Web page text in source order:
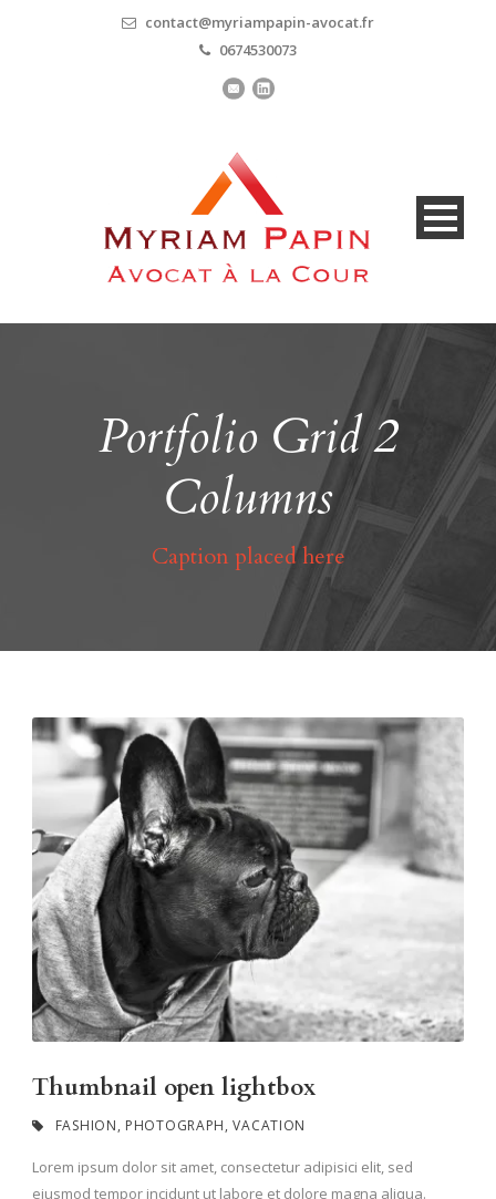
contact@myriampapin-avocat.fr
0674530073
Portfolio Grid 2
Columns
Caption placed here
Thumbnail open lightbox
FASHION, PHOTOGRAPH, VACATION
Lorem ipsum dolor sit amet, consectetur adipisici elit, sed
eiusmod tempor incidunt ut labore et dolore magna aliqua.